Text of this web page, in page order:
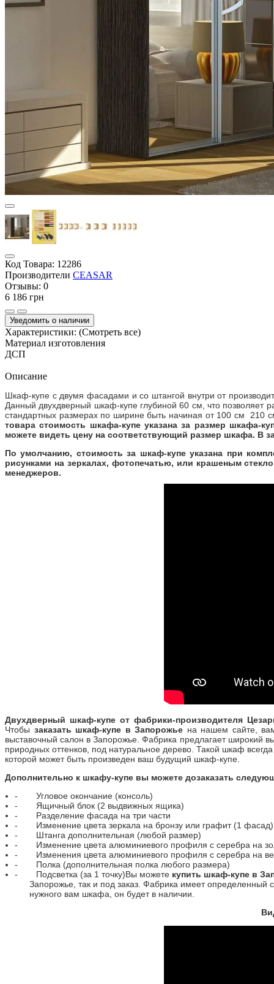
Код Товара: 12286
Производители CEASAR
Отзывы: 0
6 186 грн
Уведомить о наличии
Характеристики: (Смотреть все)
Материал изготовления
ДСП
Описание
Шкаф-купе с двумя фасадами и со штангой внутри от
Данный двухдверный шкаф-купе глубиной 60 см, что позволяет
стандартных размерах по ширине быть начиная от 100 см 210
товара стоимость шкафа-купе указана за размер шкафа-
можете видеть цену на соответствующий размер шкафа. В
По умолчанию, стоимость за шкаф-купе указана при
рисунками на зеркалах, фотопечатью, или крашеным
менеджеров.
Двухдверный шкаф-купе от фабрики-производителя
Чтобы заказать шкаф-купе в Запорожье на нашем сайте,
выставочный салон в Запорожье. Фабрика предлагает широкий
природных оттенков, под натуральное дерево. Такой шкаф
которой может быть произведен ваш будущий шкаф-купе.
Дополнительно к шкафу-купе вы можете дозаказать
-
Угловое окончание (консоль)
-
Ящичный блок (2 выдвижных ящика)
-
Разделение фасада на три части
-
Изменение цвета зеркала на бронзу или графит (1 фасад)
-
Штанга дополнительная (любой размер)
-
Изменение цвета алюминиевого профиля с серебра на
-
Изменения цвета алюминиевого профиля с серебра на
-
Полка (дополнительная полка любого размера)
-
Подсветка (за 1 точку)Вы можете купить шкаф-купе в
Запорожье, так и под заказ. Фабрика имеет определенный
нужного вам шкафа, он будет в наличии.